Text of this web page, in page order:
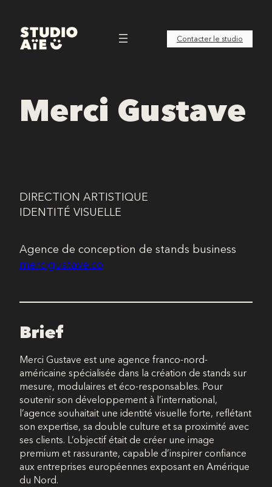
contenu
Contacter le studio
Merci Gustave
DIRECTION ARTISTIQUE
IDENTITÉ VISUELLE
Agence de conception de stands business
mercigustave.co
Brief
Merci Gustave est une agence franco-nord-
américaine spécialisée dans la création de stands sur
mesure, modulaires et éco-responsables. Pour
soutenir son développement à l’international,
l’agence souhaitait une identité visuelle forte, reflétant
son expertise, sa double culture et sa proximité avec
ses clients. L’objectif était de créer une image
premium et rassurante, capable d’inspirer confiance
aux entreprises européennes exposant en Amérique
du Nord.